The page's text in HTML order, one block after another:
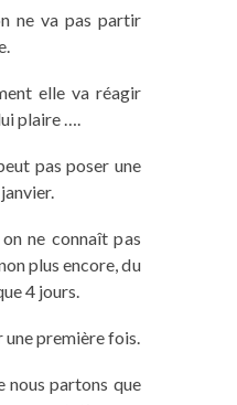
ne va pas partir
elle va réagir
plaire ….
pas poser une
ne connaît pas
plus encore, du
4 jours.
une première fois.
nous partons que